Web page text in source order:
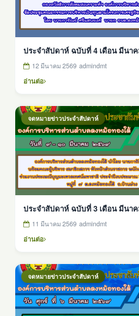
ประจำสัปดาห์ ฉบับที่ 4 เดือน มีนาค
12 มีนาคม 2569 admindmt
อ่านต่อ
จดหมายข่าวประจำสัปดาห์
11 มีนาคม 2569 admindmt
อ่านต่อ
จดหมายข่าวประจำสัปดาห์